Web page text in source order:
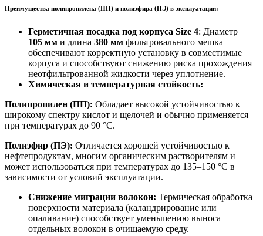
Преимущества полипропилена (ПП) и полиэфира (ПЭ) в эксплуатации:
Герметичная посадка под корпуса Size 4: Диаметр
105 мм и длина 380 мм фильтровального мешка
обеспечивают корректную установку в совместимые
корпуса и способствуют снижению риска прохождения
неотфильтрованной жидкости через уплотнение.
Химическая и температурная стойкость:
Полипропилен (ПП): Обладает высокой устойчивостью к
широкому спектру кислот и щелочей и обычно применяется
при температурах до 90 °C.
Полиэфир (ПЭ): Отличается хорошей устойчивостью к
нефтепродуктам, многим органическим растворителям и
может использоваться при температурах до 135–150 °C в
зависимости от условий эксплуатации.
Снижение миграции волокон: Термическая обработка
поверхности материала (каландрирование или
опаливание) способствует уменьшению выноса
отдельных волокон в очищаемую среду.